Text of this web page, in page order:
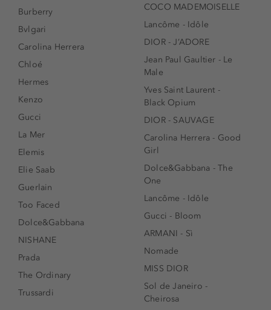
Burberry
Bvlgari
Carolina Herrera
Chloé
Hermes
Kenzo
Gucci
La Mer
Elemis
Elie Saab
Guerlain
Too Faced
Dolce&Gabbana
NISHANE
Prada
The Ordinary
Trussardi
COCO MADEMOISELLE
Lancôme - Idôle
DIOR - J’ADORE
Jean Paul Gaultier - Le
Male
Yves Saint Laurent -
Black Opium
DIOR - SAUVAGE
Carolina Herrera - Good
Girl
Dolce&Gabbana - The
One
Lancôme - Idôle
Gucci - Bloom
ARMANI - Sì
Nomade
MISS DIOR
Sol de Janeiro -
Cheirosa